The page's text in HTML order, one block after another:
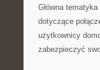
Główna
dotyczące
użytkownicy
zabezpieczyć